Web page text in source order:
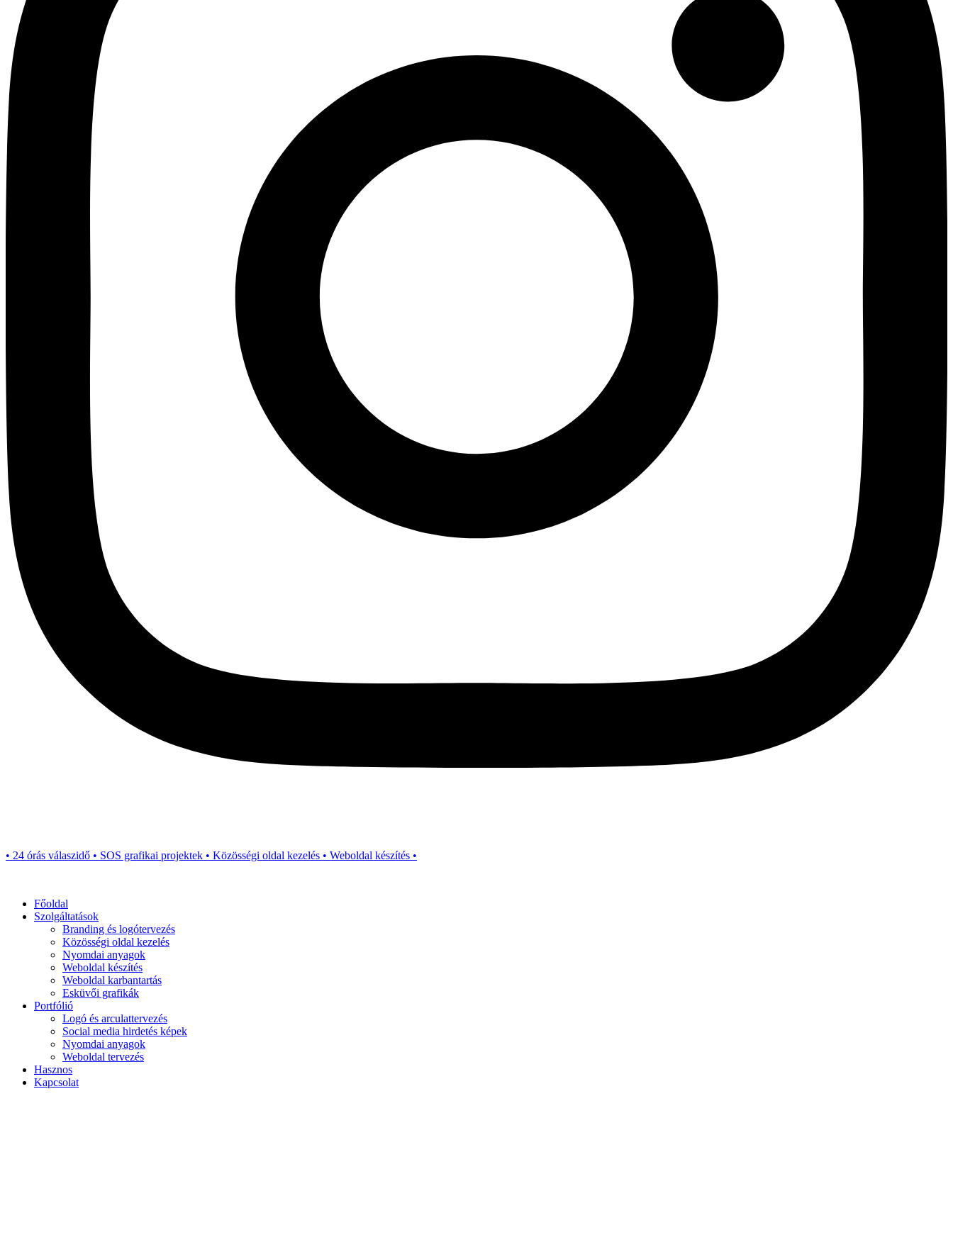
• 24 órás válaszidő • SOS grafikai projektek • Közösségi oldal kezelés • Weboldal készítés •
Főoldal
Szolgáltatások
Branding és logótervezés
Közösségi oldal kezelés
Nyomdai anyagok
Weboldal készítés
Weboldal karbantartás
Esküvői grafikák
Portfólió
Logó és arculattervezés
Social media hirdetés képek
Nyomdai anyagok
Weboldal tervezés
Hasznos
Kapcsolat